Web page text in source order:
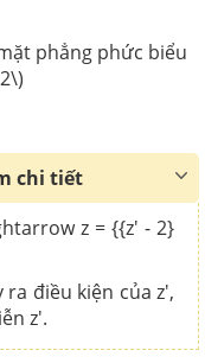
phẳng phức biểu
chi tiết
z = {{z' - 2}
ra điều kiện của z',
z'.